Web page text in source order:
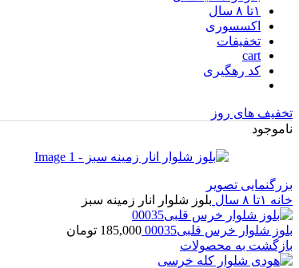
۱تا ۸ سال
اکسسوری
تخفیفات
cart
کد رهگیری
تخفیف های روز
ناموجود
بزرگنمایی تصویر
خانه ۱تا ۸ سال بلوز شلوار انار زمینه سبز
بلوز شلوار خرس قلبی00035 185,000 تومان
بازگشت به محصولات